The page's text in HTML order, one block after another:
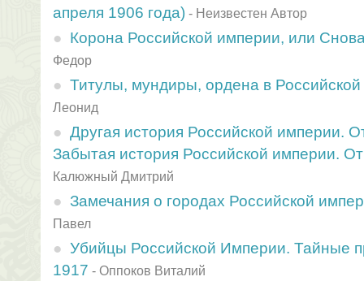
апреля 1906 года) - Неизвестен Автор
Корона Российской империи, или
Федор
Титулы, мундиры, ордена в
Леонид
Другая история Российской империи.
Забытая история Российской империи.
Калюжный Дмитрий
Замечания о городах Российской
Павел
Убийцы Российской Империи. Тайные
1917 - Оппоков Виталий